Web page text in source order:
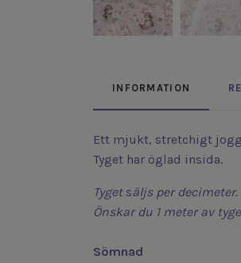
INFORMATION
Ett mjukt, stretchigt
Tyget har öglad insida.
Tyget säljsper decimeter.
Önskar du 1 meter av
Sömnad